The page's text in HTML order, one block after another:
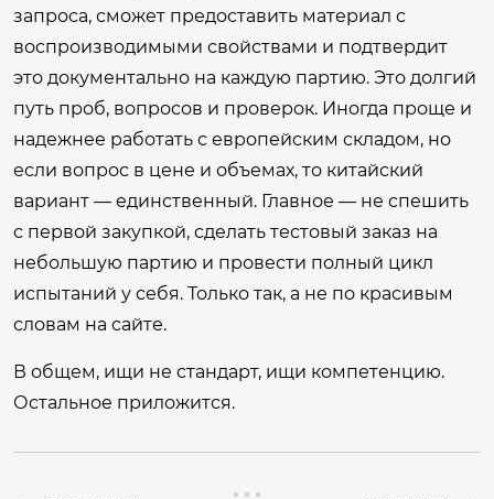
запроса, сможет предоставить материал с
воспроизводимыми свойствами и подтвердит
это документально на каждую партию. Это долгий
путь проб, вопросов и проверок. Иногда проще и
надежнее работать с европейским складом, но
если вопрос в цене и объемах, то китайский
вариант — единственный. Главное — не спешить
с первой закупкой, сделать тестовый заказ на
небольшую партию и провести полный цикл
испытаний у себя. Только так, а не по красивым
словам на сайте.
В общем, ищи не стандарт, ищи компетенцию.
Остальное приложится.